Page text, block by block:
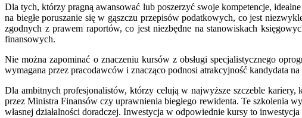
Dla tych, którzy pragną awansować lub poszerzyć swoje kompetencje,
na biegłe poruszanie się w gąszczu przepisów podatkowych, co jest
zgodnych z prawem raportów, co jest niezbędne na stanowiskach
finansowych.
Nie można zapominać o znaczeniu kursów z obsługi specjalistycznego
wymagana przez pracodawców i znacząco podnosi atrakcyjność kandydata
Dla ambitnych profesjonalistów, którzy celują w najwyższe szczeble
przez Ministra Finansów czy uprawnienia biegłego rewidenta. Te szkolenia
własnej działalności doradczej. Inwestycja w odpowiednie kursy to